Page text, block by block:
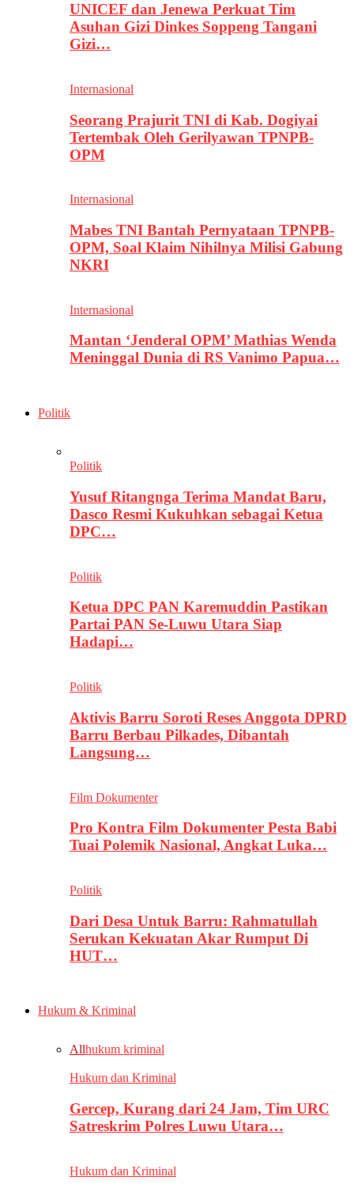
UNICEF dan Jenewa Perkuat Tim
Asuhan Gizi Dinkes Soppeng Tangani
Gizi…
Internasional
Seorang Prajurit TNI di Kab. Dogiyai
Tertembak Oleh Gerilyawan TPNPB-
OPM
Internasional
Mabes TNI Bantah Pernyataan TPNPB-
OPM, Soal Klaim Nihilnya Milisi Gabung
NKRI
Internasional
Mantan ‘Jenderal OPM’ Mathias Wenda
Meninggal Dunia di RS Vanimo Papua…
Politik
Politik
Yusuf Ritangnga Terima Mandat Baru,
Dasco Resmi Kukuhkan sebagai Ketua
DPC…
Politik
Ketua DPC PAN Karemuddin Pastikan
Partai PAN Se-Luwu Utara Siap
Hadapi…
Politik
Aktivis Barru Soroti Reses Anggota DPRD
Barru Berbau Pilkades, Dibantah
Langsung…
Film Dokumenter
Pro Kontra Film Dokumenter Pesta Babi
Tuai Polemik Nasional, Angkat Luka…
Politik
Dari Desa Untuk Barru: Rahmatullah
Serukan Kekuatan Akar Rumput Di
HUT…
Hukum & Kriminal
Allhukum kriminal
Hukum dan Kriminal
Gercep, Kurang dari 24 Jam, Tim URC
Satreskrim Polres Luwu Utara…
Hukum dan Kriminal